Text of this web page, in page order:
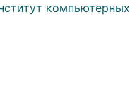
компьютерных